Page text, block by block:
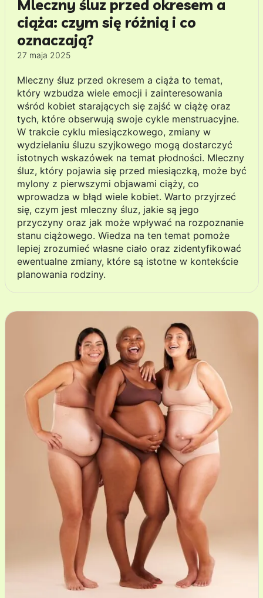
Mleczny śluz przed okresem a
ciąża: czym się różnią i co
oznaczają?
27 maja 2025
Mleczny śluz przed okresem a ciąża to temat,
który wzbudza wiele emocji i zainteresowania
wśród kobiet starających się zajść w ciążę oraz
tych, które obserwują swoje cykle menstruacyjne.
W trakcie cyklu miesiączkowego, zmiany w
wydzielaniu śluzu szyjkowego mogą dostarczyć
istotnych wskazówek na temat płodności. Mleczny
śluz, który pojawia się przed miesiączką, może być
mylony z pierwszymi objawami ciąży, co
wprowadza w błąd wiele kobiet. Warto przyjrzeć
się, czym jest mleczny śluz, jakie są jego
przyczyny oraz jak może wpływać na rozpoznanie
stanu ciążowego. Wiedza na ten temat pomoże
lepiej zrozumieć własne ciało oraz zidentyfikować
ewentualne zmiany, które są istotne w kontekście
planowania rodziny.